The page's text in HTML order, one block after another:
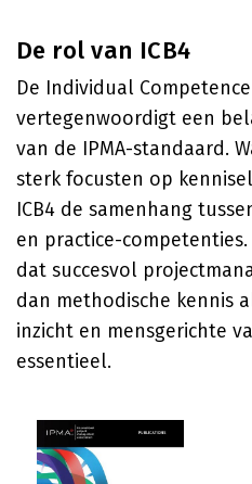
De rol van ICB4
De Individual
vertegenwoordigt een
van de IPMA-standaard.
sterk focusten op
ICB4 de samenhang
en practice-
dat succesvol
dan methodische kennis
inzicht en mensgerichte
essentieel.